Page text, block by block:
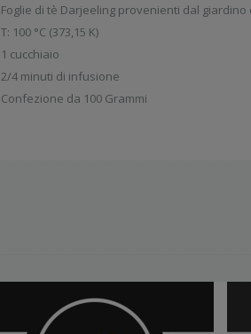
Foglie di tè Darjeeling provenienti dal
T: 100 °C (373,15 K)
1 cucchiaio
2/4 minuti di infusione
Confezione da 100 Grammi